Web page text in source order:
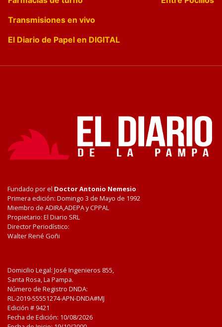
Transmisiones en vivo
El Diario de Papel en DIGITAL
Fundado por el Doctor Antonio Nemesio
Primera edición: Domingo 3 de Mayo de 1992
Miembro de ADIRA,ADEPA y CPPAL
Propietario: El Diario SRL
Director Periodístico:
Walter René Goñi
Domicilio Legal: José Ingenieros 855,
Santa Rosa, La Pampa.
Número de Registro DNDA:
RL-2019-55551274-APN-DNDA#MJ
Edición # 9421
Fecha de Edición: 10/08/2026